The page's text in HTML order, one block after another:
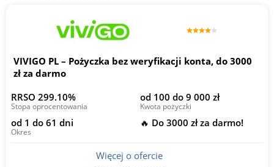
VIVIGO PL – Pożyczka bez weryfikacji konta, do 3000
zł za darmo
RRSO 299.10%
Stopa oprocentowania
od 100 do 9 000 zł
Kwota pożyczki
od 1 do 61 dni
Okres
🔥 Do 3000 zł za darmo!
Więcej o ofercie